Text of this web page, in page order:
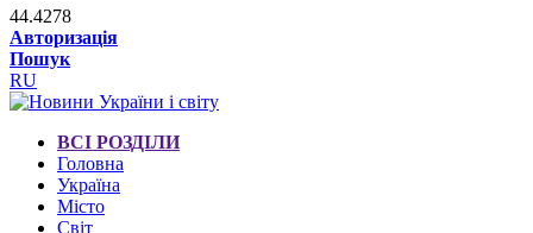
44.4278
Авторизація
Пошук
RU
ВСІ РОЗДІЛИ
Головна
Україна
Місто
Світ